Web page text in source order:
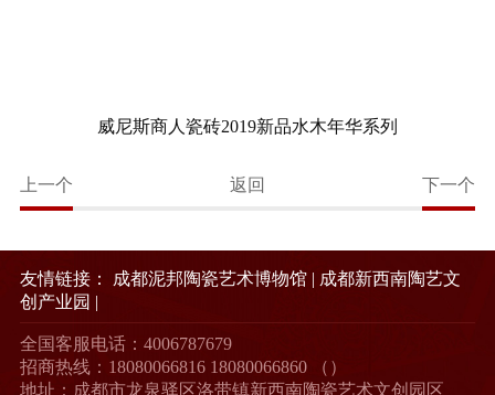
威尼斯商人瓷砖2019新品水木年华系列
上一个 下一个
返回
友情链接： 成都泥邦陶瓷艺术博物馆| 成都新西南陶艺文
创产业园 |
全国客服电话：4006787679
招商热线：18080066816 18080066860 （）
地址：成都市龙泉驿区洛带镇新西南陶瓷艺术文创园区